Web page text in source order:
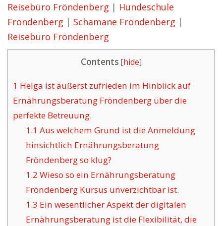
Reisebüro Fröndenberg | Hundeschule
Fröndenberg | Schamane Fröndenberg |
Reisebüro Fröndenberg
Contents [hide]
1 Helga ist äußerst zufrieden im Hinblick auf
Ernährungsberatung Fröndenberg über die
perfekte Betreuung.
1.1 Aus welchem Grund ist die Anmeldung
hinsichtlich Ernährungsberatung
Fröndenberg so klug?
1.2 Wieso so ein Ernährungsberatung
Fröndenberg Kursus unverzichtbar ist.
1.3 Ein wesentlicher Aspekt der digitalen
Ernährungsberatung ist die Flexibilität, die